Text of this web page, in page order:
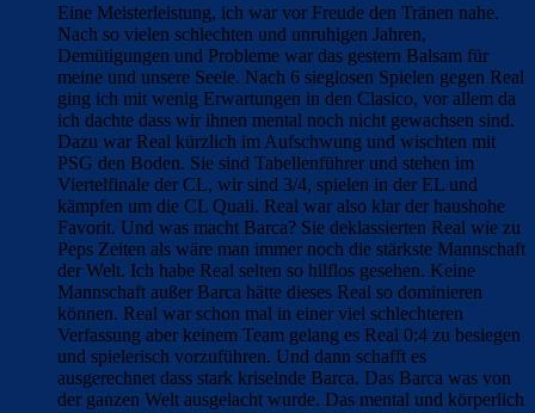
Eine Meisterleistung, ich war vor Freude den Tränen nahe.
Nach so vielen schlechten und unruhigen Jahren,
Demütigungen und Probleme war das gestern Balsam für
meine und unsere Seele. Nach 6 sieglosen Spielen gegen Real
ging ich mit wenig Erwartungen in den Clasico, vor allem da
ich dachte dass wir ihnen mental noch nicht gewachsen sind.
Dazu war Real kürzlich im Aufschwung und wischten mit
PSG den Boden. Sie sind Tabellenführer und stehen im
Viertelfinale der CL, wir sind 3/4, spielen in der EL und
kämpfen um die CL Quali. Real war also klar der haushohe
Favorit. Und was macht Barca? Sie deklassierten Real wie zu
Peps Zeiten als wäre man immer noch die stärkste Mannschaft
der Welt. Ich habe Real selten so hilflos gesehen. Keine
Mannschaft außer Barca hätte dieses Real so dominieren
können. Real war schon mal in einer viel schlechteren
Verfassung aber keinem Team gelang es Real 0:4 zu besiegen
und spielerisch vorzuführen. Und dann schafft es
ausgerechnet dass stark kriselnde Barca. Das Barca was von
der ganzen Welt ausgelacht wurde. Das mental und körperlich